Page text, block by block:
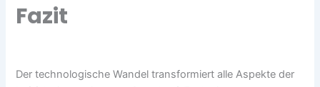
Fazit
Der technologische Wandel transformiert alle Aspekte der